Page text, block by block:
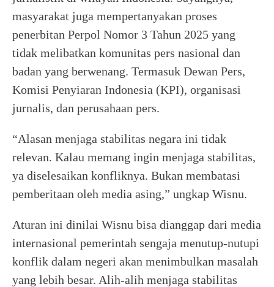
masyarakat juga mempertanyakan proses
penerbitan Perpol Nomor 3 Tahun 2025 yang
tidak melibatkan komunitas pers nasional dan
badan yang berwenang. Termasuk Dewan Pers,
Komisi Penyiaran Indonesia (KPI), organisasi
jurnalis, dan perusahaan pers.
“Alasan menjaga stabilitas negara ini tidak
relevan. Kalau memang ingin menjaga stabilitas,
ya diselesaikan konfliknya. Bukan membatasi
pemberitaan oleh media asing,” ungkap Wisnu.
Aturan ini dinilai Wisnu bisa dianggap dari media
internasional pemerintah sengaja menutup-nutupi
konflik dalam negeri akan menimbulkan masalah
yang lebih besar. Alih-alih menjaga stabilitas